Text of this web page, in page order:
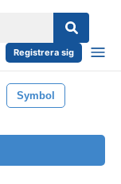
Registrera sig
Symbol